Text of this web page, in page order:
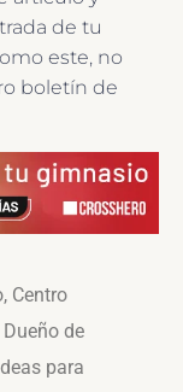
de tu
este, no
boletín de
, Centro
Dueño de
para